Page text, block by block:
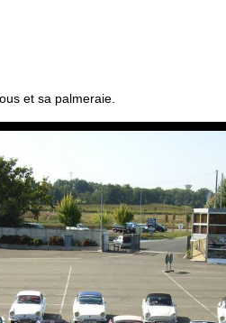
et sa palmeraie.